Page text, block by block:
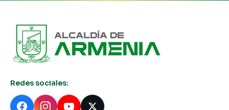
Redes sociales: